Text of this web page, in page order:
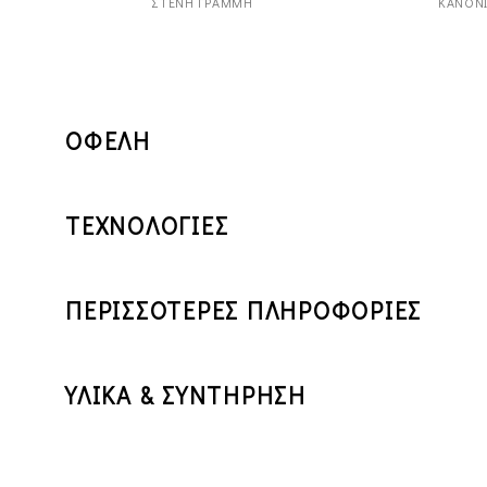
ΟΦΕΛΗ
ΤΕΧΝΟΛΟΓΙΕΣ
ΠΕΡΙΣΣΟΤΕΡΕΣ ΠΛΗΡΟΦΟΡΙΕΣ
ΥΛΙΚΑ & ΣΥΝΤΗΡΗΣΗ